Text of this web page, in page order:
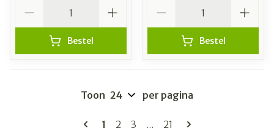
Bestel Bestel
Pagina's
U lees momenteel pagina
1 Pagina
2 Pagina
3 ... Pagina
21
Toon per pagina